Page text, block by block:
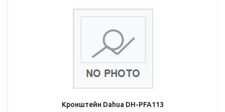
Кронштейн Dahua DH-PFA113